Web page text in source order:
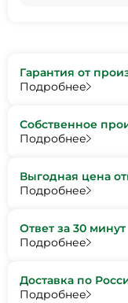
Гарантия от
Подробнее
Собственное
Подробнее
Выгодная цена
Подробнее
Ответ за 30 минут
Подробнее
Доставка по
Подробнее